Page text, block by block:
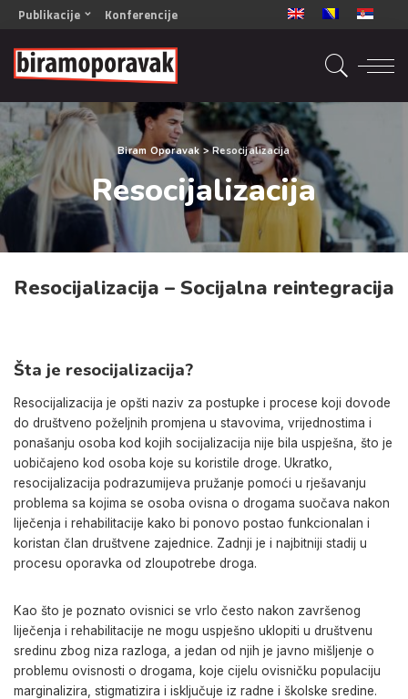
Publikacije
OPORAVAK- Naš zajednički cilj BiH/CG
OPORAVAK- Naš zajednički cilj SRB
RECOVERY- Our common goal ENG
OPORAVAK- Naš zajednički cilj 2
Mala knjiga vještina
Šta ne raditi
Radna sveska za oporavak
Konferencije
Biram Oporavak >Resocijalizacija
Resocijalizacija
Resocijalizacija – Socijalna reintegracija
Šta je resocijalizacija?
Resocijalizacija je opšti naziv za postupke i procese koji dovode
do društveno poželjnih promjena u stavovima, vrijednostima i
ponašanju osoba kod kojih socijalizacija nije bila uspješna, što je
uobičajeno kod osoba koje su koristile droge. Ukratko,
resocijalizacija podrazumijeva pružanje pomoći u rješavanju
problema sa kojima se osoba ovisna o drogama suočava nakon
liječenja i rehabilitacije kako bi ponovo postao funkcionalan i
koristan član društvene zajednice. Zadnji je i najbitniji stadij u
procesu oporavka od zloupotrebe droga.
Kao što je poznato ovisnici se vrlo često nakon završenog
liječenja i rehabilitacije ne mogu uspješno uklopiti u društvenu
sredinu zbog niza razloga, a jedan od njih je javno mišljenje o
problemu ovisnosti o drogama, koje cijelu ovisničku populaciju
marginalizira, stigmatizira i isključuje iz radne i školske sredine.